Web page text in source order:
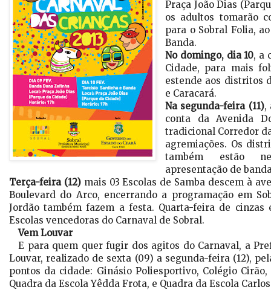
Praça João Dias
os adultos tomarão
para o Sobral Folia,
Banda.
No domingo, dia 10, a
Cidade, para mais
estende aos distritos
e Caracará.
Na segunda-feira (11),
conta da Avenida
tradicional Corredor
agremiações. Os
também estão
apresentação de
Terça-feira (12) mais 03 Escolas de Samba descem à
Boulevard do Arco, encerrando a programação em
Jordão também fazem a festa. Quarta-feira de
Escolas vencedoras do Carnaval de Sobral.
Vem Louvar
E para quem quer fugir dos agitos do Carnaval, a
Louvar, realizado de sexta (09) a segunda-feira (12),
pontos da cidade: Ginásio Poliesportivo, Colégio
Quadra da Escola Yêdda Frota, e Quadra da Escola